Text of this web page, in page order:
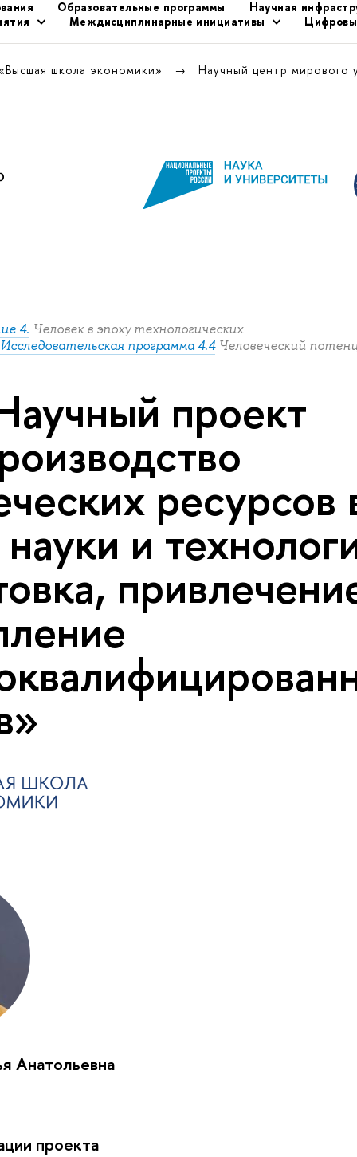
Образовательные программы
Научная
Междисциплинарные инициативы
школа экономики» Научный центр мирового
4. Человек в эпоху технологических
Исследовательская программа 4.4Человеческий
проект
ресурсов
и
Анатольевна
проекта